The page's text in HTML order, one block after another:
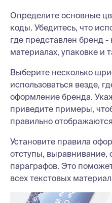
Определите основные
коды. Убедитесь, что
где представлен бренд
материалах, упаковке и
Выберите несколько
использоваться везде,
оформление бренда.
приведите примеры,
правильно
Установите правила
отступы, выравнивание,
параграфов. Это
всех текстовых